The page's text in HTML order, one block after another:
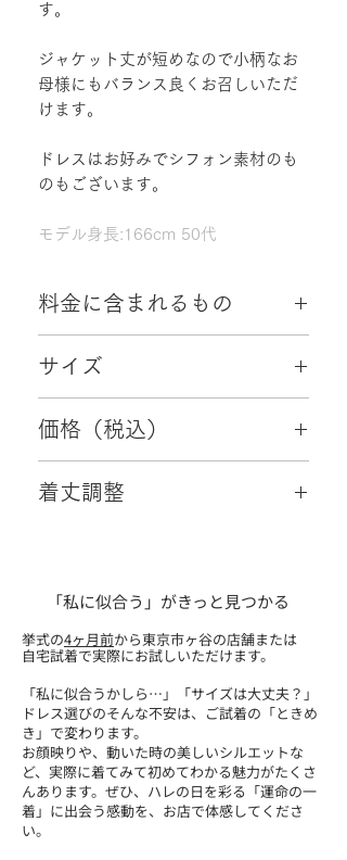
す。
ジャケット丈が短めなので小柄なお
母様にもバランス良くお召しいただ
けます。
ドレスはお好みでシフォン素材のも
のもございます。
モデル身長:166cm 50代
料金に含まれるもの
・クリーニング代
サイズ
価格（税込）
着丈調整
「私に似合う」がきっと見つかる
挙式の4ヶ月前から東京市ヶ谷の店舗または
自宅試着で実際にお試しいただけます。
「私に似合うかしら…」「サイズは大丈夫？」
ドレス選びのそんな不安は、ご試着の「ときめ
き」で変わります。
お顔映りや、動いた時の美しいシルエットな
ど、実際に着てみて初めてわかる魅力がたくさ
んあります。ぜひ、ハレの日を彩る「運命の一
着」に出会う感動を、お店で体感してくださ
い。